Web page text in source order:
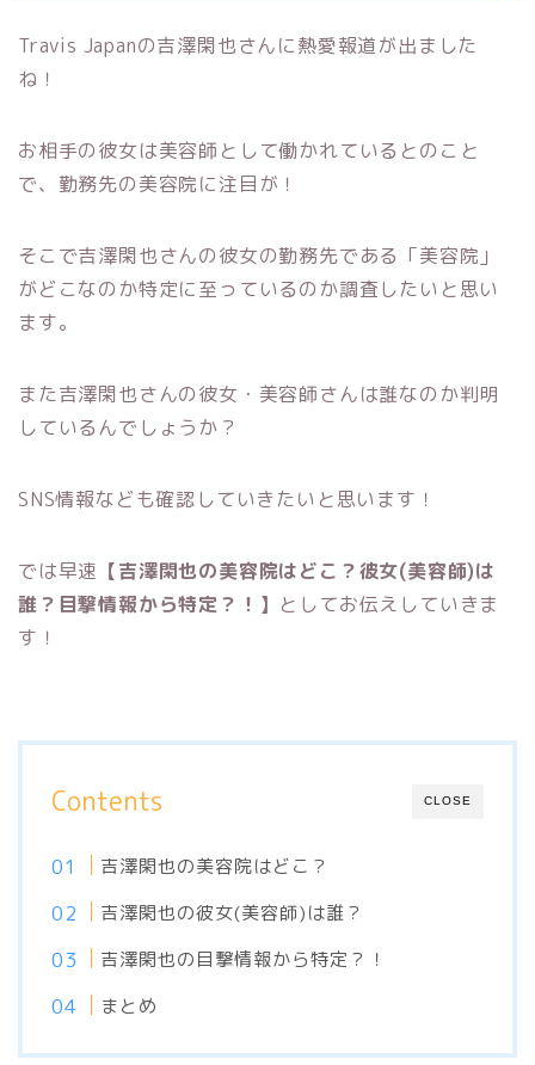
Travis Japanの吉澤閑也さんに熱愛報道が出ました
ね！
お相手の彼女は美容師として働かれているとのこと
で、勤務先の美容院に注目が！
そこで吉澤閑也さんの彼女の勤務先である「美容院」
がどこなのか特定に至っているのか調査したいと思い
ます。
また吉澤閑也さんの彼女・美容師さんは誰なのか判明
しているんでしょうか？
SNS情報なども確認していきたいと思います！
では早速 【吉澤閑也の美容院はどこ？彼女(美容師)は
誰？目撃情報から特定？！】 としてお伝えしていきま
す！
CLOSE
Contents
吉澤閑也の美容院はどこ？
吉澤閑也の彼女(美容師)は誰？
吉澤閑也の目撃情報から特定？！
まとめ